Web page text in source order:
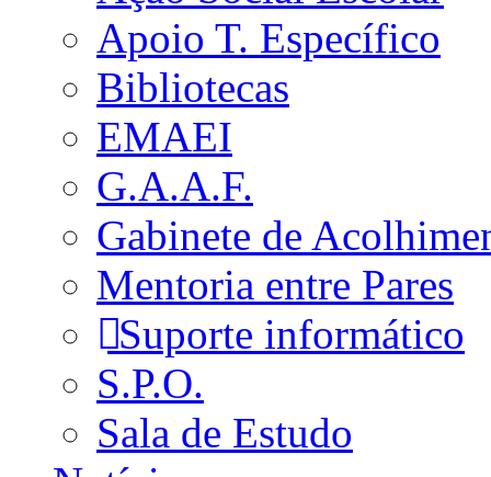
Apoio T. Específico
Bibliotecas
EMAEI
G.A.A.F.
Gabinete de
Mentoria entre Pares
Suporte informático
S.P.O.
Sala de Estudo